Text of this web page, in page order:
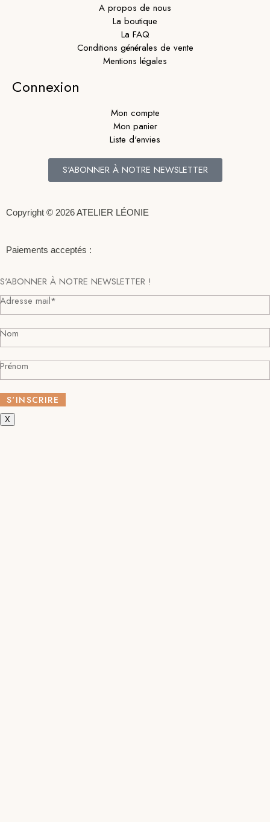
A propos de nous
La boutique
La FAQ
Conditions générales de vente
Mentions légales
Connexion
Mon compte
Mon panier
Liste d'envies
S'ABONNER À NOTRE NEWSLETTER
Copyright © 2026 ATELIER LÉONIE
Paiements acceptés :
S'ABONNER À NOTRE NEWSLETTER !
Adresse mail*
Nom
Prénom
X